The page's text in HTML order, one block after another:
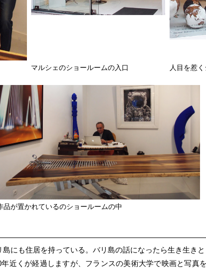
マルシェのショールームの入口 人目を惹
品が置かれているのショールームの中
にも住居を持っている。バリ島の話になったら生き生きと
近くが経過しますが、フランスの美術大学で映画と写真